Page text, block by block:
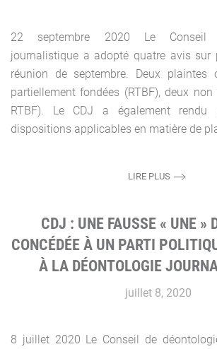
22 septembre 2020 Le Conseil
journalistique a adopté quatre avis sur
réunion de septembre. Deux plaintes
partiellement fondées (RTBF), deux non
RTBF). Le CDJ a également
dispositions applicables en matière de
LIRE PLUS
CDJ : UNE FAUSSE « UNE »
CONCÉDÉE À UN PARTI
À LA DÉONTOLOGIE
juillet 8, 2020
8 juillet 2020 Le Conseil de